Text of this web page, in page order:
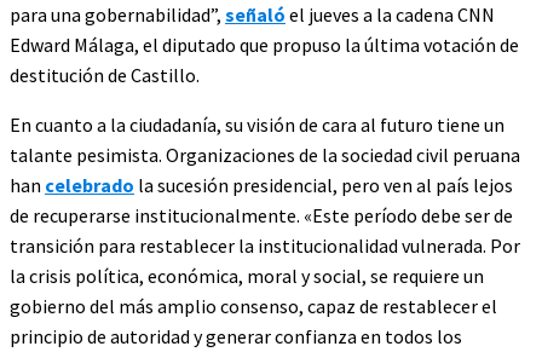
para una gobernabilidad”, señaló el jueves a la cadena CNN
Edward Málaga, el diputado que propuso la última votación de
destitución de Castillo.
En cuanto a la ciudadanía, su visión de cara al futuro tiene un
talante pesimista. Organizaciones de la sociedad civil peruana
han celebrado la sucesión presidencial, pero ven al país lejos
de recuperarse institucionalmente. «Este período debe ser de
transición para restablecer la institucionalidad vulnerada. Por
la crisis política, económica, moral y social, se requiere un
gobierno del más amplio consenso, capaz de restablecer el
principio de autoridad y generar confianza en todos los